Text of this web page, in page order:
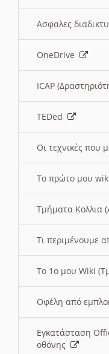
Ασφαλες
OneDrive
ICAP
TEDed
Οι τεχνικές που
Το πρώτο μου
Τμήματα Κολλια
Τι περιμένουμε
Το 1ο μου Wiki
Οφέλη από
Εγκατάσταση
οθόνης